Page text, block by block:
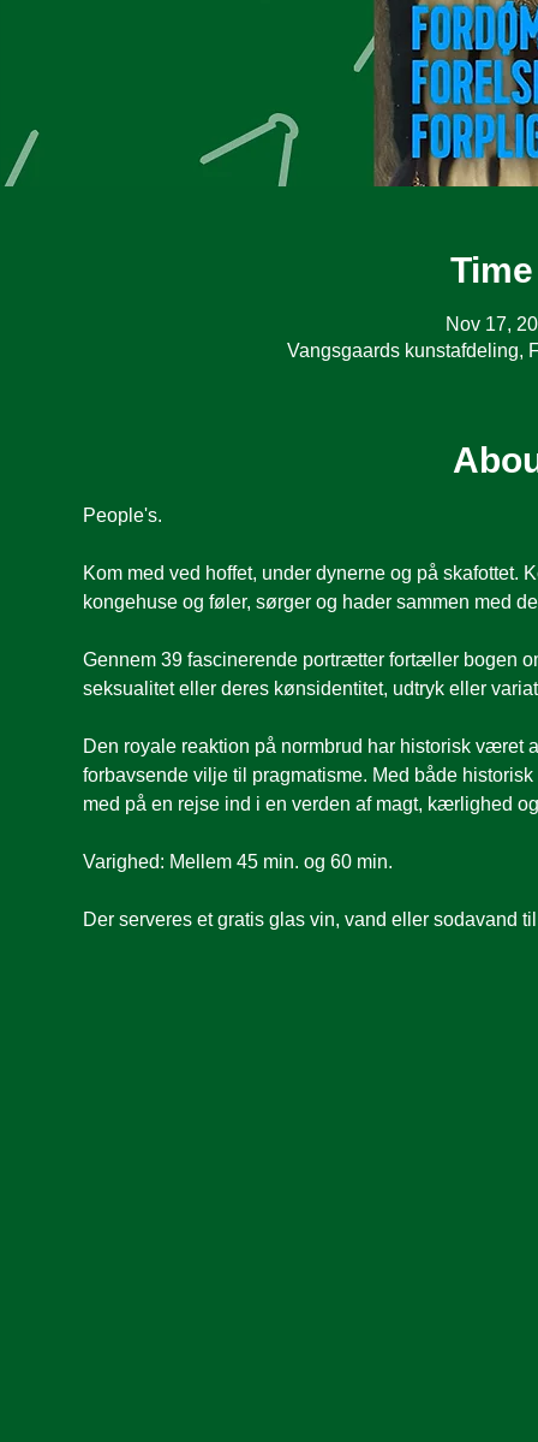
Nov 17,
Vangsgaards kunstafdeling,
People's.
Kom med ved hoffet, under dynerne og på
kongehuse og føler, sørger og hader sammen med
Gennem 39 fascinerende portrætter fortæller bogen
seksualitet eller deres kønsidentitet, udtryk eller
Den royale reaktion på normbrud har historisk
forbavsende vilje til pragmatisme. Med både
med på en rejse ind i en verden af magt, kærlighed
Varighed: Mellem 45 min. og 60 min.
Der serveres et gratis glas vin, vand eller sodavand